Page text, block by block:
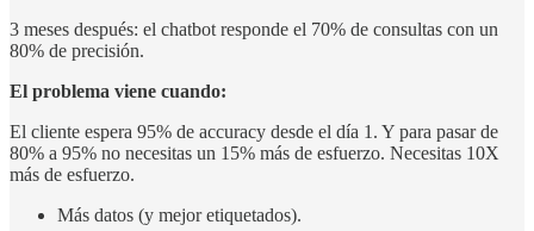
3 meses después: el chatbot responde el 70% de consultas con un
80% de precisión.
El problema viene cuando:
El cliente espera 95% de accuracy desde el día 1. Y para pasar de
80% a 95% no necesitas un 15% más de esfuerzo. Necesitas 10X
más de esfuerzo.
Más datos (y mejor etiquetados).